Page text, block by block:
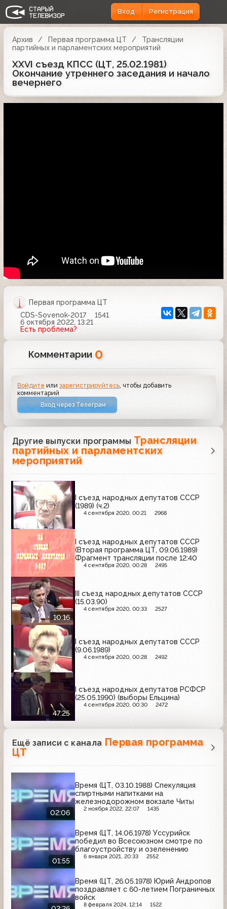
Вход Регистрация
Архив Первая программа ЦТ
Трансляции
партийных и парламентских мероприятий
ХХVI съезд КПСС (ЦТ, 25.02.1981)
Окончание утреннего заседания и начало
вечернего
Первая программа ЦТ
CDS-Sovenok-2017
1541
6 октября 2022, 13:21
Есть проблема?
Комментарии 0
Войдите илизарегистрируйтесь , чтобы добавить
комментарий
Вход через Телеграм
Другие выпуски программы Трансляции
партийных и парламентских
мероприятий
I съезд народных депутатов СССР
(1989) (ч.2)
4 сентября 2020, 00:21 2968
I съезд народных депутатов СССР
(Вторая программа ЦТ, 09.06.1989)
Фрагмент трансляции после 12:40
4 сентября 2020, 00:28 2495
10:16
III съезд народных депутатов СССР
(15.03.90)
4 сентября 2020, 00:33 2527
I съезд народных депутатов СССР
(9.06.1989)
4 сентября 2020, 00:28 2492
47:25
I съезд народных депутатов РСФСР
(25.05.1990) (выборы Ельцина)
4 сентября 2020, 00:30 2472
Ещё записи с канала Первая программа
ЦТ
02:06
Время (ЦТ, 03.10.1988) Спекуляция
спиртными напитками на
железнодорожном вокзале Читы
2 ноября 2022, 22:07 1435
01:55
Время (ЦТ, 14.06.1978) Уссурийск
победил во Всесоюзном смотре по
благоустройству и озеленению
6 января 2021, 20:33 2552
Время (ЦТ, 26.05.1978) Юрий Андропов
поздравляет с 60-летием Пограничных
войск
8 февраля 2024, 12:14 1522